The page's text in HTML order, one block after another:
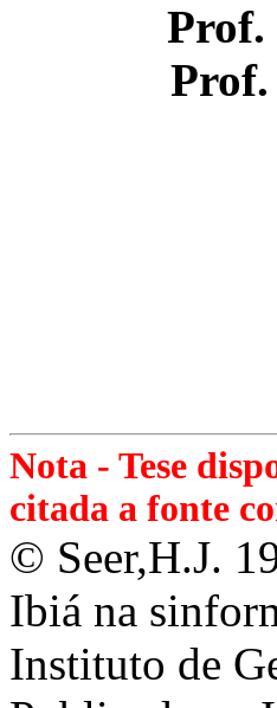
Prof.
Nota - Tese
citada a fonte
© Seer,H.J.
Ibiá na
Instituto de